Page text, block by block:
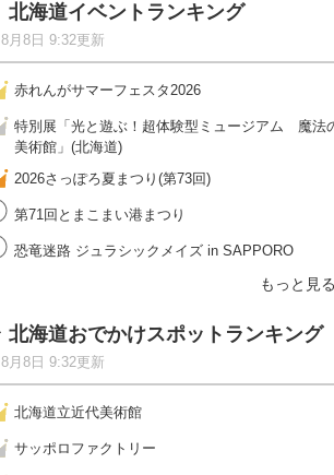
北海道イベントランキング
8月8日 9:32更新
赤れんがサマーフェスタ2026
特別展「光と遊ぶ！超体験型ミュージアム 魔法
美術館」(北海道)
2026さっぽろ夏まつり(第73回)
第71回とまこまい港まつり
恐竜迷路 ジュラシックメイズ in SAPPORO
もっと見る
北海道おでかけスポットランキング
8月8日 9:32更新
北海道立近代美術館
サッポロファクトリー